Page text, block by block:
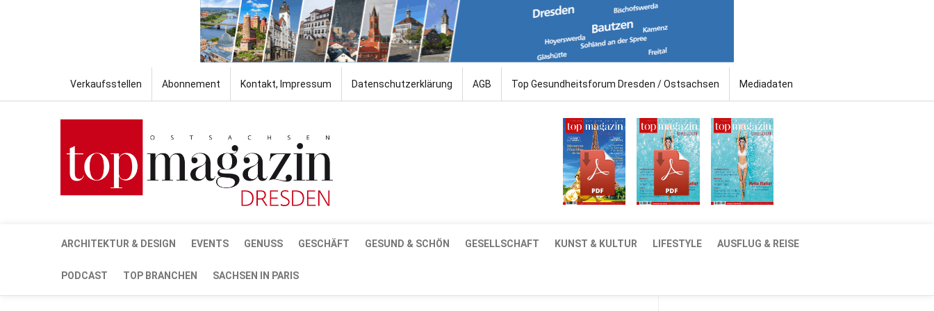
Verkaufsstellen Abonnement Kontakt, Impressum Datenschutzerklärung AGB Top Gesundheitsforum Dresden / Ostsachsen Mediadaten
ARCHITEKTUR & DESIGN EVENTS GENUSS GESCHÄFT GESUND & SCHÖN GESELLSCHAFT KUNST & KULTUR LIFESTYLE AUSFLUG & REISE
PODCAST TOP BRANCHEN SACHSEN IN PARIS